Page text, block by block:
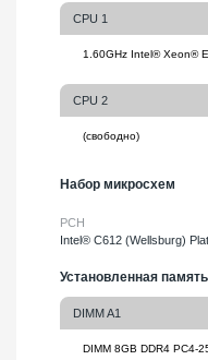
CPU 1
CPU 2
Набор микросхем
PCH
Intel® C612 (Wellsburg)
Установленная
DIMM A1